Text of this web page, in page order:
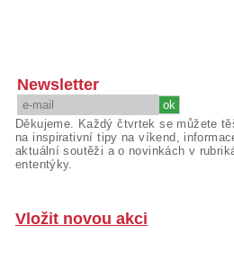
Newsletter
Děkujeme. Každý čtvrtek se můžete
na inspirativní tipy na víkend,
aktuální soutěži a o novinkách v
ententýky.
Vložit novou akci